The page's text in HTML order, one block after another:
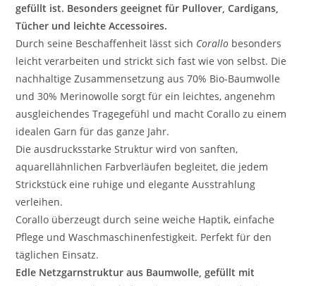
gefüllt ist. Besonders geeignet für Pullover, Cardigans,
Tücher und leichte Accessoires.
Durch seine Beschaffenheit lässt sich Corallo besonders
leicht verarbeiten und strickt sich fast wie von selbst. Die
nachhaltige Zusammensetzung aus 70% Bio-Baumwolle
und 30% Merinowolle sorgt für ein leichtes, angenehm
ausgleichendes Tragegefühl und macht Corallo zu einem
idealen Garn für das ganze Jahr.
Die ausdrucksstarke Struktur wird von sanften,
aquarellähnlichen Farbverläufen begleitet, die jedem
Strickstück eine ruhige und elegante Ausstrahlung
verleihen.
Corallo überzeugt durch seine weiche Haptik, einfache
Pflege und Waschmaschinenfestigkeit. Perfekt für den
täglichen Einsatz.
Edle Netzgarnstruktur aus Baumwolle, gefüllt mit